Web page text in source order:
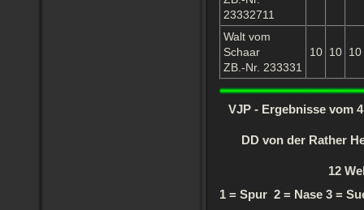
23332711
Walt vom
Schaar
ZB.-Nr. 233331
10 10 10
VJP - Ergebnisse vom
DD von der Rather
12
1 = Spur 2 = Nase 3 =